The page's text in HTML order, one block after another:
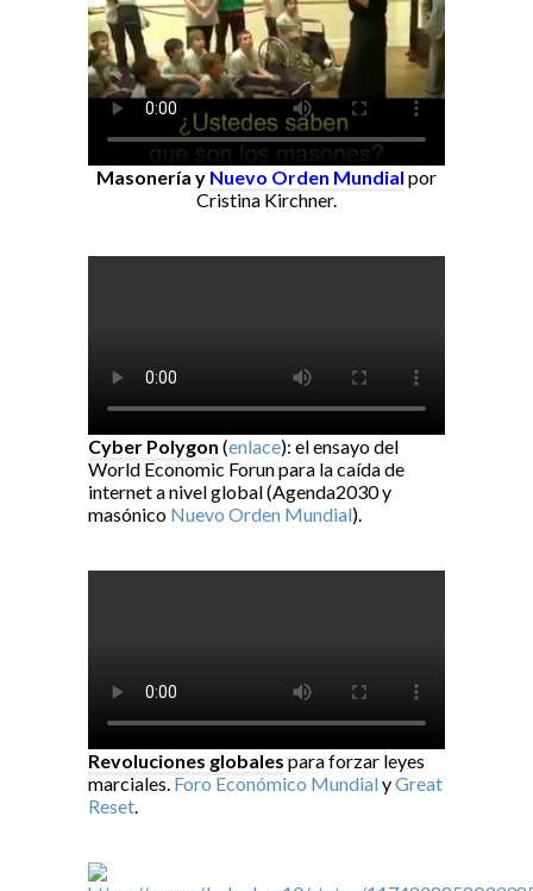
Masonería y Nuevo Orden Mundial por
Cristina Kirchner.
Cyber Polygon (enlace): el ensayo del
World Economic Forun para la caída de
internet a nivel global (Agenda2030 y
masónico Nuevo Orden Mundial).
Revoluciones globales para forzar leyes
marciales. Foro Económico MundialyGreat
Reset